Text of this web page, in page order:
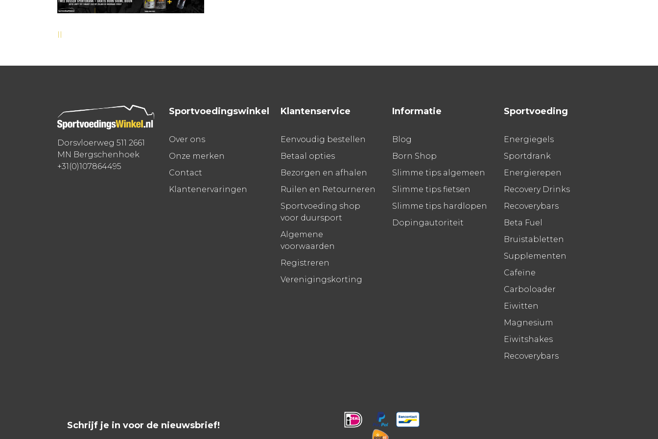
Bericht
Dorsvloerweg 511 2661
MN Bergschenhoek
+31(0)107864495
Sportvoedingswinkel
Over ons
Onze merken
Contact
Klantenervaringen
Klantenservice
Eenvoudig bestellen
Betaal opties
Bezorgen en afhalen
Ruilen en Retourneren
Sportvoeding shop
voor duursport
Algemene
voorwaarden
Registreren
Verenigingskorting
Informatie
Blog
Born Shop
Slimme tips algemeen
Slimme tips fietsen
Slimme tips hardlopen
Dopingautoriteit
Sportvoeding
Energiegels
Sportdrank
Energierepen
Recovery Drinks
Recoverybars
Beta Fuel
Bruistabletten
Supplementen
Cafeïne
Carboloader
Eiwitten
Magnesium
Eiwitshakes
Recoverybars
Schrijf je in voor de nieuwsbrief!